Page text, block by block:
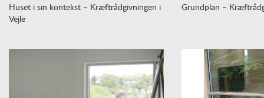
Huset i sin kontekst – Kræftrådgivningen i
Vejle
Grundplan –